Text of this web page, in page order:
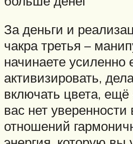
За деньги и
чакра третья –
начинаете усиленно
активизировать,
включать цвета,
вас нет уверенности
отношений